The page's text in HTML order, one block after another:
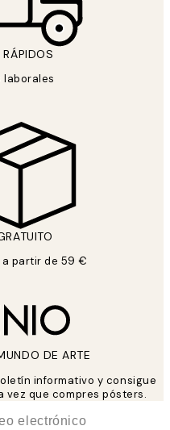
laborales
partir de 59 €
DE ARTE
informativo y consigue
vez que compres pósters.